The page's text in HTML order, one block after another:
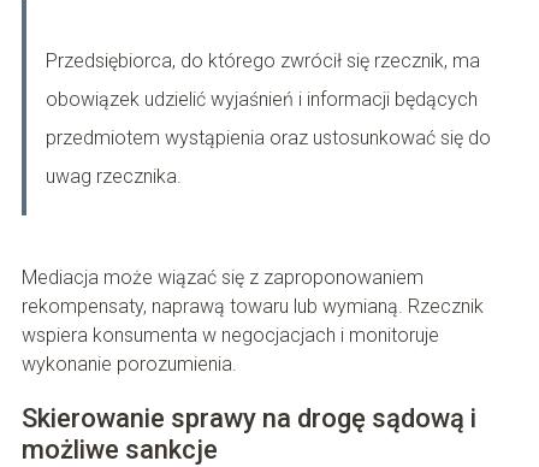
Przedsiębiorca, do którego zwrócił się rzecznik, ma
obowiązek udzielić wyjaśnień i informacji będących
przedmiotem wystąpienia oraz ustosunkować się do
uwag rzecznika.
Mediacja może wiązać się z zaproponowaniem
rekompensaty, naprawą towaru lub wymianą. Rzecznik
wspiera konsumenta w negocjacjach i monitoruje
wykonanie porozumienia.
Skierowanie sprawy na drogę sądową i
możliwe sankcje